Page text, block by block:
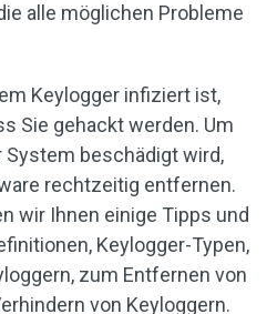
alle möglichen Probleme
Keylogger infiziert ist,
Sie gehackt werden. Um
System beschädigt wird,
rechtzeitig entfernen.
wir Ihnen einige Tipps und
Keylogger-Typen,
zum Entfernen von
von Keyloggern.